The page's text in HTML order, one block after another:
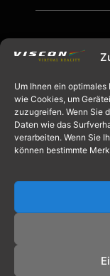
Um Ihnen ein
wie Cookies, um
zuzugreifen. Wenn Sie
Daten wie das
verarbeiten. Wenn Sie
können bestimmte